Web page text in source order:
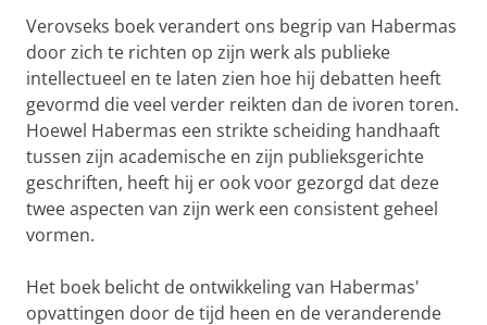
Verovseks boek verandert ons begrip van Habermas
door zich te richten op zijn werk als publieke
intellectueel en te laten zien hoe hij debatten heeft
gevormd die veel verder reikten dan de ivoren toren.
Hoewel Habermas een strikte scheiding handhaaft
tussen zijn academische en zijn publieksgerichte
geschriften, heeft hij er ook voor gezorgd dat deze
twee aspecten van zijn werk een consistent geheel
vormen.
Het boek belicht de ontwikkeling van Habermas'
opvattingen door de tijd heen en de veranderende